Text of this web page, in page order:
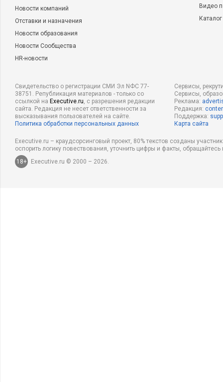
Новости компаний
Отставки и назначения
Новости образования
Новости Сообщества
HR-новости
Видео
Свидетельство о регистрации СМИ Эл NФС 77-
38751. Републикация материалов - только со
ссылкой на Executive.ru, с разрешения редакции
сайта. Редакция не несет ответственности за
высказывания пользователей на сайте.
Политика обработки персональных данных
Сервисы,
Сервисы,
Реклама:
Редакция:
Поддержка:
Карта сайта
Executive.ru – краудсорсинговый проект, 80% текстов созданы
оспорить логику повествования, уточнить цифры и факты,
18+
Executive.ru © 2000 – 2026.